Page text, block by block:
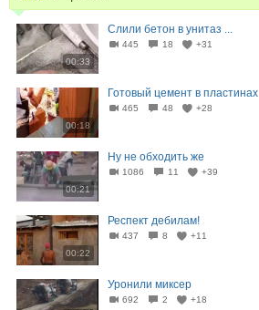
00:33
Слили бетон в унитаз ...
445 18 +31
00:18
Готовый цемент в пластинах
465 48 +28
00:21
Ну не обходить же
1086 11 +39
00:22
Респект дебилам!
437 8 +11
Уронили миксер
692 2 +18